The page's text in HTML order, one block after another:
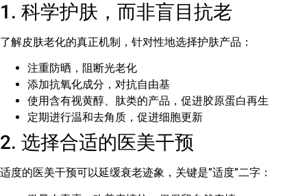
1. 科学护肤，而非盲目抗老
了解皮肤老化的真正机制，针对性地选择护肤产品：
注重防晒，阻断光老化
添加抗氧化成分，对抗自由基
使用含有视黄醇、肽类的产品，促进胶原蛋白再生
定期进行温和去角质，促进细胞更新
2. 选择合适的医美干预
适度的医美干预可以延缓衰老迹象，关键是”适度”二字：